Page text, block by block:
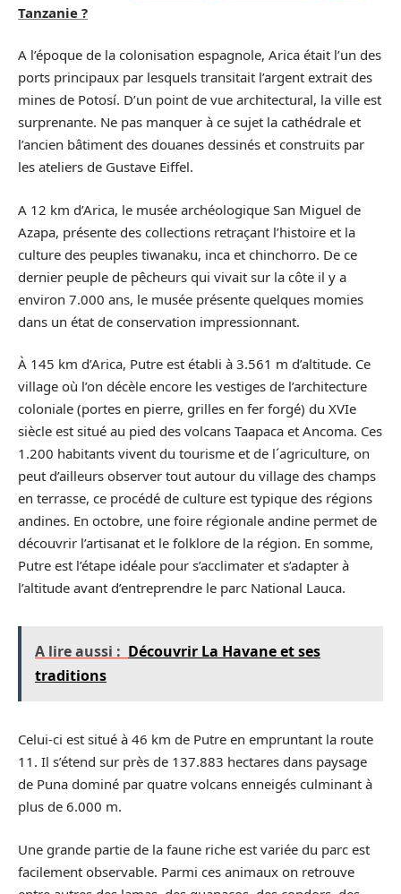
Tanzanie ?
A l’époque de la colonisation espagnole, Arica était l’un des
ports principaux par lesquels transitait l’argent extrait des
mines de Potosí. D’un point de vue architectural, la ville est
surprenante. Ne pas manquer à ce sujet la cathédrale et
l’ancien bâtiment des douanes dessinés et construits par
les ateliers de Gustave Eiffel.
A 12 km d’Arica, le musée archéologique San Miguel de
Azapa, présente des collections retraçant l’histoire et la
culture des peuples tiwanaku, inca et chinchorro. De ce
dernier peuple de pêcheurs qui vivait sur la côte il y a
environ 7.000 ans, le musée présente quelques momies
dans un état de conservation impressionnant.
À 145 km d’Arica, Putre est établi à 3.561 m d’altitude. Ce
village où l’on décèle encore les vestiges de l’architecture
coloniale (portes en pierre, grilles en fer forgé) du XVIe
siècle est situé au pied des volcans Taapaca et Ancoma. Ces
1.200 habitants vivent du tourisme et de l´agriculture, on
peut d’ailleurs observer tout autour du village des champs
en terrasse, ce procédé de culture est typique des régions
andines. En octobre, une foire régionale andine permet de
découvrir l’artisanat et le folklore de la région. En somme,
Putre est l’étape idéale pour s’acclimater et s’adapter à
l’altitude avant d’entreprendre le parc National Lauca.
A lire aussi : Découvrir La Havane et ses
traditions
Celui-ci est situé à 46 km de Putre en empruntant la route
11. Il s’étend sur près de 137.883 hectares dans paysage
de Puna dominé par quatre volcans enneigés culminant à
plus de 6.000 m.
Une grande partie de la faune riche est variée du parc est
facilement observable. Parmi ces animaux on retrouve